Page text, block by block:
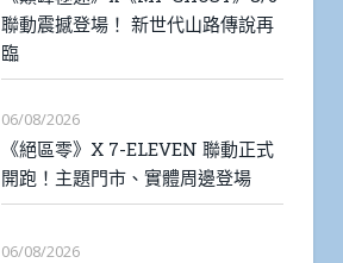
聯動震撼登場！ 新世代山路傳說再
臨
06/08/2026
《絕區零》X 7-ELEVEN 聯動正式
開跑！主題門市、實體周邊登場
06/08/2026